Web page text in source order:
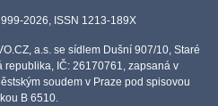
2026, ISSN 1213-189X
a.s. se sídlem Dušní 907/10, Staré
republika, IČ: 26170761, zapsaná v
soudem v Praze pod spisovou
B 6510.